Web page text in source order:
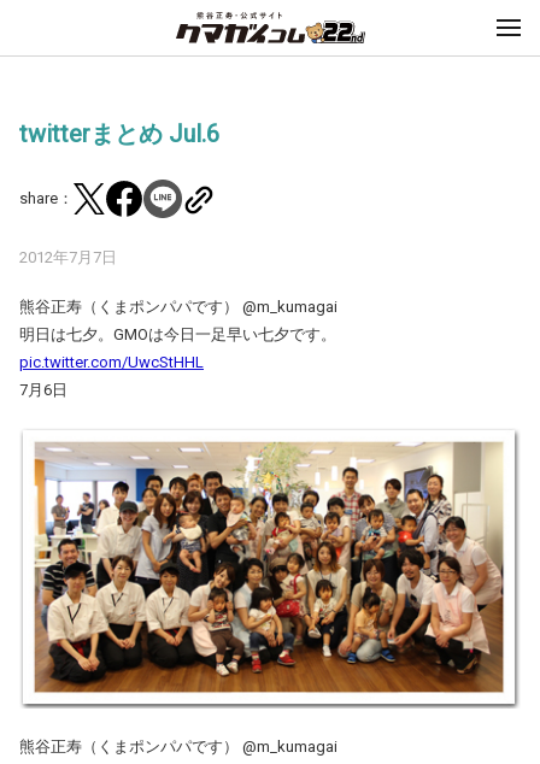
twitterまとめ Jul.6
share：
2012年7月7日
熊谷正寿（くまポンパパです） @m_kumagai
明日は七夕。GMOは今日一足早い七夕です。
pic.twitter.com/UwcStHHL
7月6日
熊谷正寿（くまポンパパです） @m_kumagai